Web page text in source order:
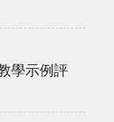
學示例評